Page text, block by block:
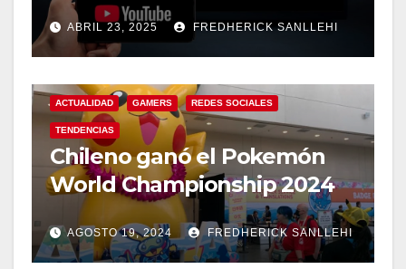
ABRIL 23, 2025 FREDHERICK SANLLEHI
ACTUALIDAD GAMERS REDES SOCIALES
TENDENCIAS
Chileno ganó el Pokemón
World Championship 2024
AGOSTO 19, 2024 FREDHERICK SANLLEHI